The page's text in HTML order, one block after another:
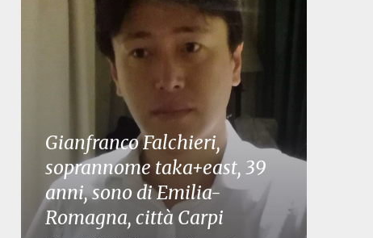
Gianfranco Falchieri,
soprannome taka+east, 39
anni, sono di Emilia-
Romagna, città Carpi